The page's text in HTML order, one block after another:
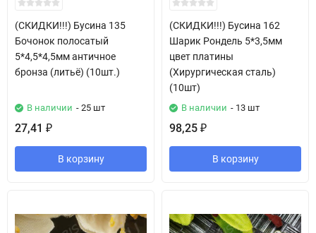
(СКИДКИ!!!) Бусина 135
Бочонок полосатый
5*4,5*4,5мм античное
бронза (литьё) (10шт.)
В наличии - 25 шт
27,41 ₽
В корзину
(СКИДКИ!!!) Бусина 162
Шарик Рондель 5*3,5мм
цвет платины
(Хирургическая сталь)
(10шт)
В наличии - 13 шт
98,25 ₽
В корзину